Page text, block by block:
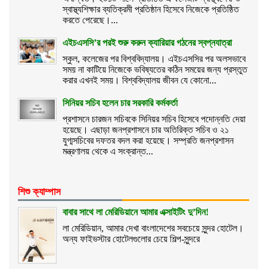
স্বাস্থ্যশিক্ষার ব্যতিক্রমী প্রতিষ্ঠান হিসেবে নিজেকে প্রতিষ্ঠিত
করতে পেরেছে।...
এইচএসসি’র পরই শুরু করুন ক্যারিয়ার গঠনের স্বপ্নযাত্রা
স্কুল, কলেজের পর বিশ্ববিদ্যালয়। এইচএসসির পর অলসভাবে
সময় না কাটিয়ে নিজেকে ভবিষ্যতের কঠিন সময়ের জন্য প্রস্তুত
করার এখনই সময়। বিশ্ববিদ্যালয় জীবন যে কোনো...
সিনিয়র সচিব হলেন চার সরকারি কর্মকর্তা
প্রশাসনে চারজন সচিবকে সিনিয়র সচিব হিসেবে পদোন্নতি দেয়া
হয়েছে। এছাড়া জনপ্রশাসনে চার অতিরিক্ত সচিব ও ২১
যুগ্মসচিবের দফতর বদল করা হয়েছে। সম্প্রতি জনপ্রশাসন
মন্ত্রণালয় থেকে এ সংক্রান্ত...
শিশু ক্যাম্পাস
বাবার সাথে লা মেরিডিয়ানে আমার এক্সাইটিং দু’দিন!
লা মেরিডিয়ান, আমার দেখা বাংলাদেশের সবচেয়ে সুন্দর হোটেল।
অন্য ফাইভস্টার হোটেলগুলোর চেয়ে শিল্প-সুন্দরে